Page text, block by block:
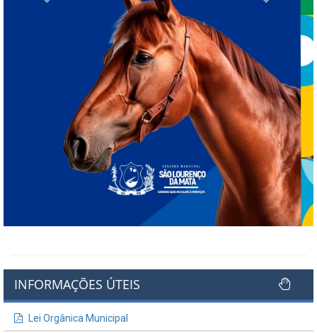
INFORMAÇÕES ÚTEIS
Lei Orgânica Municipal